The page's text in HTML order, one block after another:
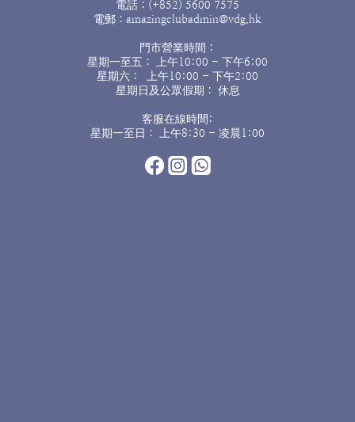
電話：(+852) 5600 7575
電郵：amazingclubadmin@vdg.hk
門市營業時間：
星期一至五： 上午10:00 - 下午6:00
星期六： 上午10:00 - 下午2:00
星期日及公眾假期： 休息
客服在線時間:
星期一至日： 上午8:30 - 凌晨1:00